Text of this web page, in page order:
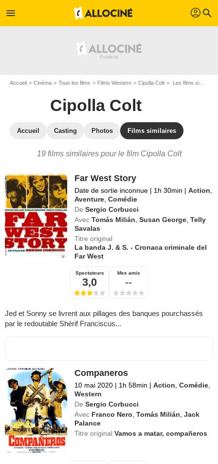
menu profil search
Accueil Cinéma Tous les films Films Western Cipolla Colt Les films similaires à "Cipolla Colt"
Cipolla Colt
Accueil Casting Photos Films similaires
19 films similaires pour le film Cipolla Colt
Far West Story
Date de sortie inconnue | 1h 30min | Action
Aventure ,Comédie
De Sergio Corbucci
Avec Tomás Milián ,Susan George ,Telly
Savalas
Titre original
La banda J. & S. - Cronaca criminale del
Far West
Spectateurs
3,0
Mes amis
--
Jed et Sonny se livrent aux pillages des banques pourchassés
par le redoutable Shérif Franciscus...
Companeros
10 mai 2020 | 1h 58min | Action ,Comédie
Western
De Sergio Corbucci
Avec Franco Nero ,Tomás Milián ,Jack
Palance
Titre originalVamos a matar, compañeros